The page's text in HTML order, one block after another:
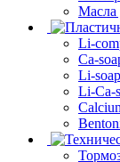
Масла
Li-
Ca-
Li-soap
Li-Ca-